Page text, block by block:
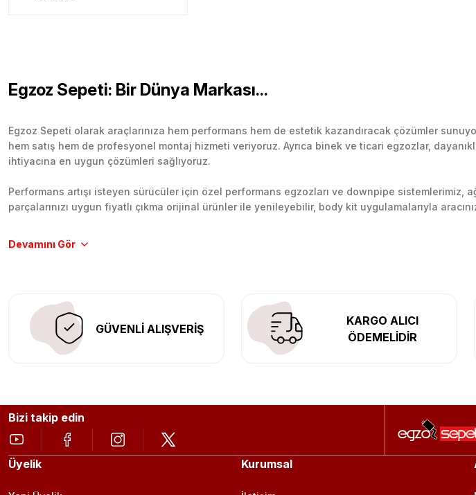
Egzoz Sepeti: Bir Dünya Markası...
Egzoz Sepeti olarak araçlarınıza hem performans hem de estetik kazandıracak çözümler
hem satış hem de profesyonel montaj hizmeti veriyoruz. Ayrıca binek ve ticari egzozlar,
ihtiyacına en uygun çözümleri sağlıyoruz.
Performans artışı isteyen sürücüler için özel performans egzozları ve downpipe sistemlerimiz,
parçalarınızı uygun fiyatlı çıkma orijinal ürünler ile yenileyebilir, body kit uygulamalarıyla
Tüm ürünlerimiz orijinal, dayanıklı ve uzun ömürlüdür. İstanbul’daki montaj merkezimizde
GÜVENLİ ALIŞVERİŞ
KARGO ALICI
ÖDEMELİDİR
Bizi takip edin
Üyelik Kurumsal